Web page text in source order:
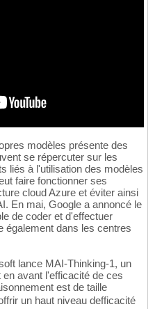
modèles présente des
se répercuter sur les
liés à l'utilisation des modèles
faire fonctionner ses
cloud Azure et éviter ainsi
En mai, Google a annoncé le
de coder et d'effectuer
également dans les centres
lance MAI-Thinking-1, un
avant l'efficacité de ces
est de taille
un haut niveau defficacité